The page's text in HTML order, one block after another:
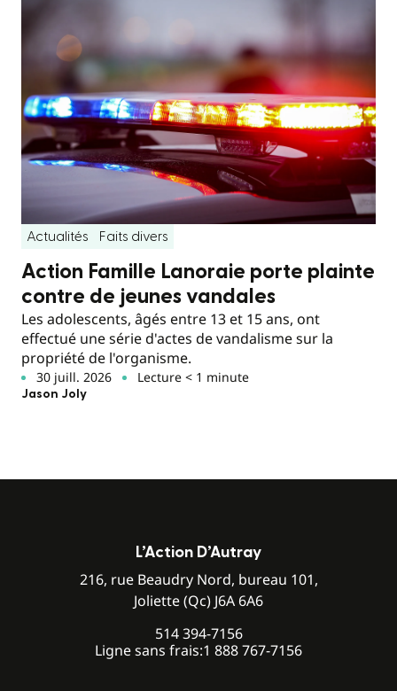
Actualités Faits divers
Action Famille Lanoraie porte plainte
contre de jeunes vandales
Les adolescents, âgés entre 13 et 15 ans, ont
effectué une série d'actes de vandalisme sur la
propriété de l'organisme.
30 juill. 2026 Lecture < 1 minute
Jason Joly
L’Action D’Autray
216, rue Beaudry Nord, bureau 101,
Joliette (Qc) J6A 6A6
514 394-7156
Ligne sans frais:1 888 767-7156